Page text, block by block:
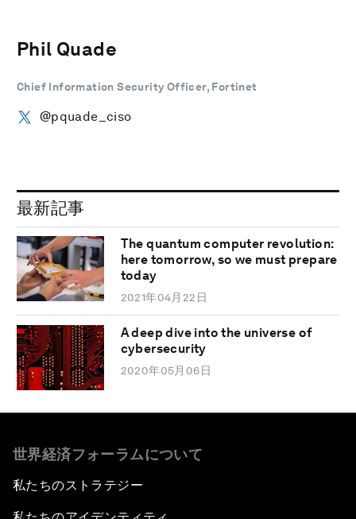
Phil Quade
Chief Information Security Officer, Fortinet
@pquade_ciso
最新記事
The quantum computer revolution:
here tomorrow, so we must prepare
today
2021年04月22日
A deep dive into the universe of
cybersecurity
2020年05月06日
世界経済フォーラムについて
私たちのストラテジー